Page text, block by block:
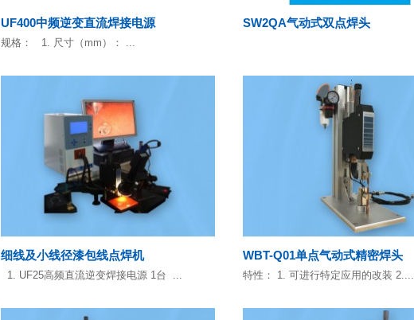
UF400中频逆变直流焊接电源
规格： 1. 尺寸（mm）： ...
SW2QA气动式双点焊头
细线及小线径漆包线点焊机
1. UF25高频直流逆变焊接电源 1台 ...
WBT-Q01单点气动式精密焊头
特性： 1. 可进行特定应用的改装 2....